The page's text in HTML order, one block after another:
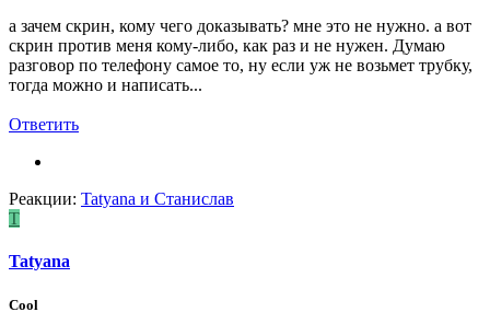
а зачем скрин, кому чего доказывать? мне это не нужно. а вот
скрин против меня кому-либо, как раз и не нужен. Думаю
разговор по телефону самое то, ну если уж не возьмет трубку,
тогда можно и написать...
Ответить
Реакции: Tatyana и Станислав
T
Tatyana
Cool